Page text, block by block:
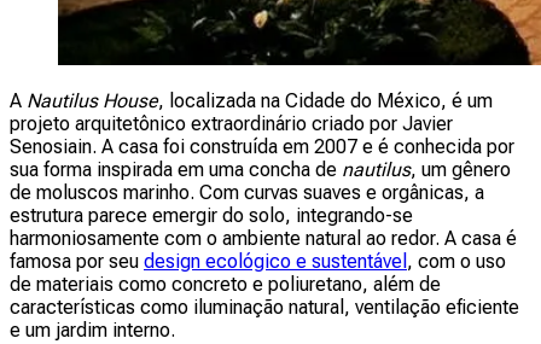
A Nautilus House, localizada na Cidade do México, é um
projeto arquitetônico extraordinário criado por Javier
Senosiain. A casa foi construída em 2007 e é conhecida por
sua forma inspirada em uma concha de nautilus, um gênero
de moluscos marinho. Com curvas suaves e orgânicas, a
estrutura parece emergir do solo, integrando-se
harmoniosamente com o ambiente natural ao redor. A casa é
famosa por seu design ecológico e sustentável , com o uso
de materiais como concreto e poliuretano, além de
características como iluminação natural, ventilação eficiente
e um jardim interno.